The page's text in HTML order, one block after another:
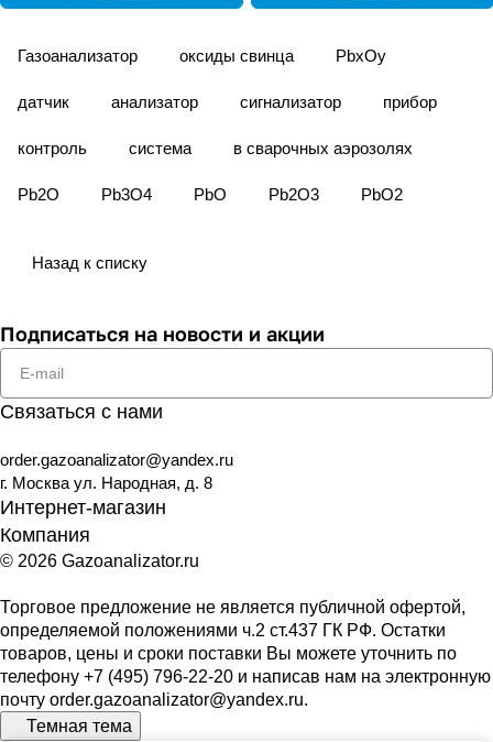
Газоанализатор оксиды свинца PbxOy
датчик анализатор сигнализатор прибор
контроль система в сварочных аэрозолях
Pb2O Pb3O4 PbO Pb2O3 PbO2
Назад к списку
Подписаться на новости и акции
Связаться с нами
order.gazoanalizator@yandex.ru
г. Москва ул. Народная, д. 8
Интернет-магазин
Компания
© 2026 Gazoanalizator.ru
Торговое предложение не является публичной офертой,
определяемой положениями ч.2 ст.437 ГК РФ. Остатки
товаров, цены и сроки поставки Вы можете уточнить по
телефону +7 (495) 796-22-20 и написав нам на электронную
почту order.gazoanalizator@yandex.ru.
Темная тема